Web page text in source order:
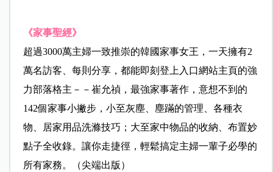
《家事聖經》
超過3000萬主婦一致推崇的韓國家事女王，一天擁有2
萬名訪客、每則分享，都能即刻登上入口網站主頁的強
力部落格主－－崔允禎，最強家事著作，意想不到的
142個家事小撇步，小至灰塵、塵蹣的管理、各種衣
物、居家用品洗滌技巧；大至家中物品的收納、布置妙
點子全收錄。讓你走捷徑，輕鬆搞定主婦一輩子必學的
所有家務。（尖端出版）